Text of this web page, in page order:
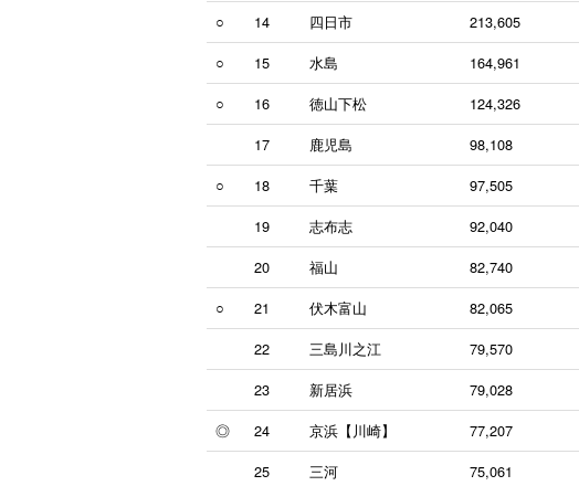
○
14 四日市 213,605
○
15 水島 164,961
○
16 徳山下松 124,326
17
鹿児島 98,108
○
18 千葉 97,505
19
志布志 92,040
20
福山 82,740
○
21 伏木富山 82,065
22
三島川之江 79,570
23
新居浜 79,028
◎
24 京浜【川崎】 77,207
25
三河 75,061